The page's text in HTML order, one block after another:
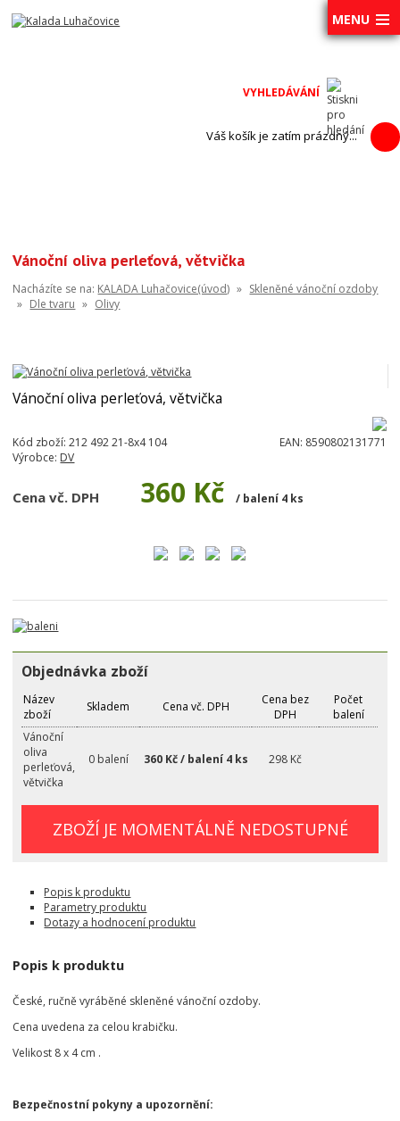
MENU
Váš košík je zatím prázdný...
Vánoční oliva perleťová, větvička
Nacházíte se na: KALADA Luhačovice(úvod) » Skleněné vánoční ozdoby
» Dle tvaru » Olivy
Vánoční oliva perleťová, větvička
Kód zboží: 212 492 21-8x4 104 EAN: 8590802131771
Výrobce: DV
Cena vč. DPH 360 Kč / balení 4 ks
Objednávka zboží
Název
zboží
Skladem Cena vč. DPH
Cena bez
DPH
Počet
balení
Vánoční
oliva
perleťová,
větvička
0 balení 360 Kč / balení 4 ks 298 Kč
ZBOŽÍ JE MOMENTÁLNĚ NEDOSTUPNÉ
Popis k produktu
Parametry produktu
Dotazy a hodnocení produktu
Popis k produktu
České, ručně vyráběné skleněné vánoční ozdoby.
Cena uvedena za celou krabičku.
Velikost 8 x 4 cm .
Bezpečnostní pokyny a upozornění: